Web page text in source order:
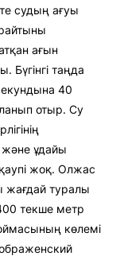
судың ағуы
ағын
Бүгінгі таңда
40
отыр. Су
және ұдайы
жоқ. Олжас
жағдай туралы
текше метр
көлемі